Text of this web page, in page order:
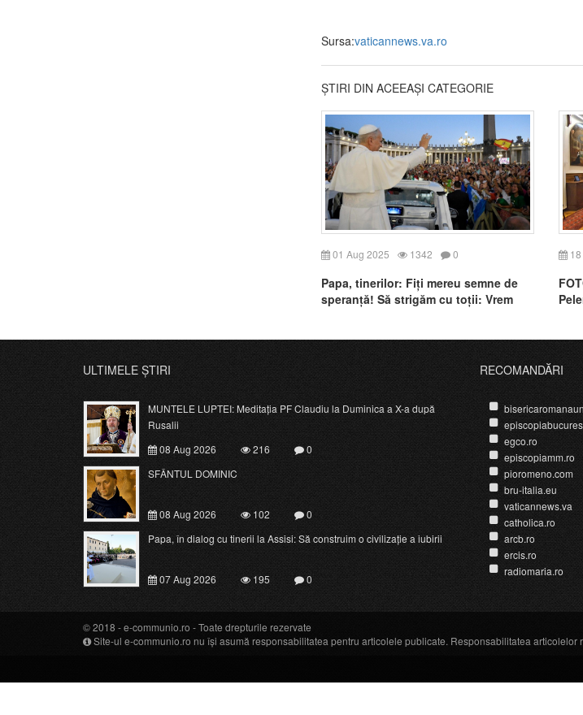
Sursa:vaticannews.va.ro
ȘTIRI DIN ACEEAȘI CATEGORIE
01 Aug 2025 1342 0
Papa, tinerilor: Fiți mereu semne de
speranță! Să strigăm cu toții: Vrem
ULTIMELE ȘTIRI
MUNTELE LUPTEI: Meditația PF Claudiu la Duminica a X-a după
Rusalii
08 Aug 2026
216
0
SFÂNTUL DOMINIC
08 Aug 2026 102
0
Papa, în dialog cu tinerii la Assisi: Să construim o civilizație a iubirii
07 Aug 2026 195 0
RECOMANDĂRI
egco.ro
episcopiamm.ro
pioromeno.com
bru-italia.eu
vaticannews.va
catholica.ro
arcb.ro
ercis.ro
radiomaria.ro
© 2018 -e-communio.ro - Toate drepturile rezervate
Site-ul e-communio.ro nu își asumă responsabilitatea pentru articolele publicate. Responsabilitatea articolelor